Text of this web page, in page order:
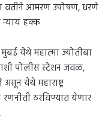
वतीने आमरण उपोषण, धरणे
न्याय हक्क
येथे महात्मा ज्योतीबा
पोलीस स्टेशन जवळ,
येथे महाराष्ट्र
ठरविण्यात येणार